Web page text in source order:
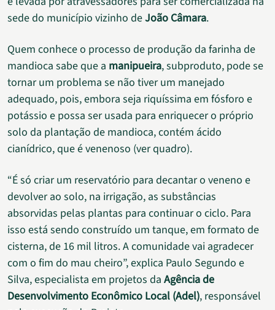
sede do município vizinho deJoão Câmara.
Quem conhece o processo de produção da farinha de
mandioca sabe que a manipueira, subproduto, pode se
tornar um problema se não tiver um manejado
adequado, pois, embora seja riquíssima em fósforo e
potássio e possa ser usada para enriquecer o próprio
solo da plantação de mandioca, contém ácido
cianídrico, que é venenoso (ver quadro).
“É só criar um reservatório para decantar o veneno e
devolver ao solo, na irrigação, as substâncias
absorvidas pelas plantas para continuar o ciclo. Para
isso está sendo construído um tanque, em formato de
cisterna, de 16 mil litros. A comunidade vai agradecer
com o fim do mau cheiro”, explica Paulo Segundo e
Silva, especialista em projetos da Agência de
Desenvolvimento Econômico Local (Adel), responsável